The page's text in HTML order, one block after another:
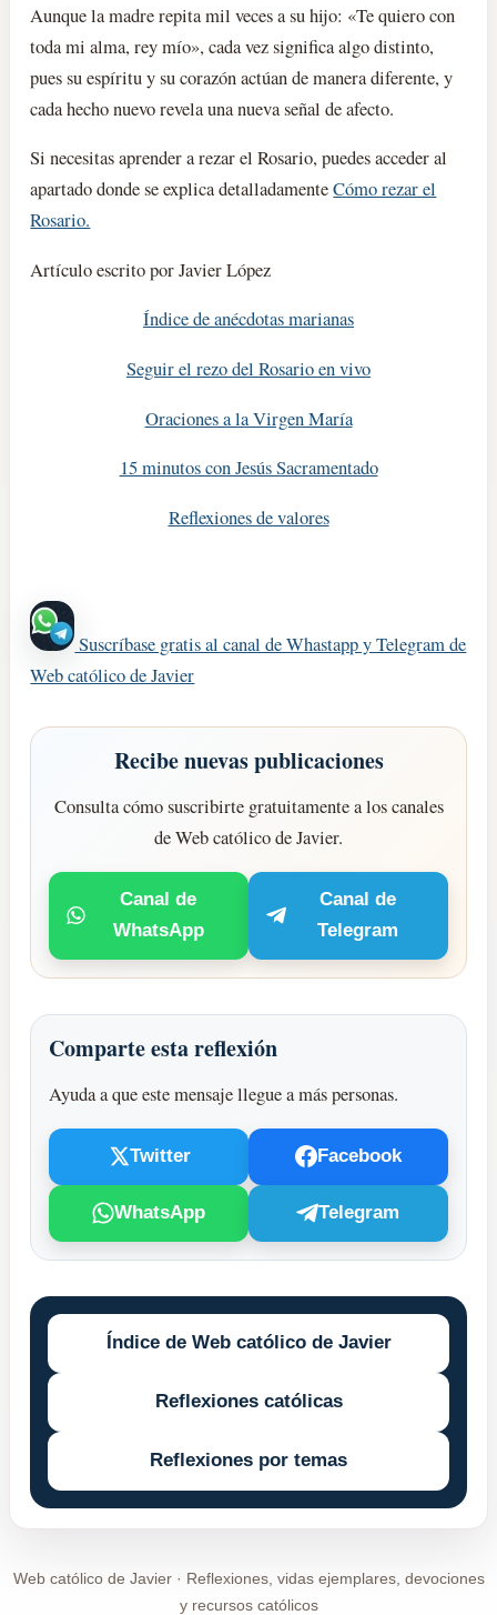
Aunque la madre repita mil veces a su hijo: «Te quiero con
toda mi alma, rey mío», cada vez significa algo distinto,
pues su espíritu y su corazón actúan de manera diferente, y
cada hecho nuevo revela una nueva señal de afecto.
Si necesitas aprender a rezar el Rosario, puedes acceder al
apartado donde se explica detalladamenteCómo rezar el
Rosario.
Artículo escrito por Javier López
Índice de anécdotas marianas
Seguir el rezo del Rosario en vivo
Oraciones a la Virgen María
15 minutos con Jesús Sacramentado
Reflexiones de valores
Suscríbase gratis al canal de Whastapp y Telegram de
Web católico de Javier
Recibe nuevas publicaciones
Consulta cómo suscribirte gratuitamente a los canales
de Web católico de Javier.
Canal de
WhatsApp
Canal de
Telegram
Comparte esta reflexión
Ayuda a que este mensaje llegue a más personas.
Twitter Facebook
WhatsApp Telegram
Índice de Web católico de Javier
Reflexiones católicas
Reflexiones por temas
Web católico de Javier · Reflexiones, vidas ejemplares, devociones
y recursos católicos